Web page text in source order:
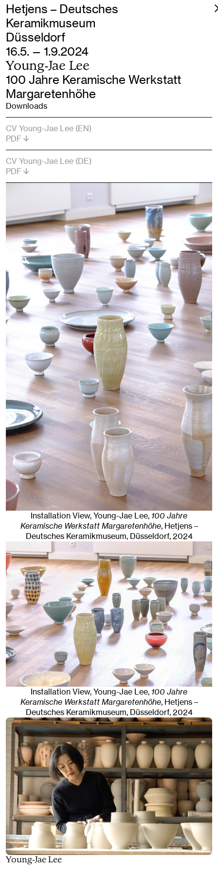
Hetjens – Deutsches
Keramikmuseum
Düsseldorf
16.5. — 1.9.2024
Young-Jae Lee
100 Jahre Keramische Werkstatt
Margaretenhöhe
Downloads
CV Young-Jae Lee (EN)
PDF
CV Young-Jae Lee (DE)
PDF
Installation View, Young-Jae Lee, 100 Jahre
Keramische Werkstatt Margaretenhöhe, Hetjens –
Deutsches Keramikmuseum, Düsseldorf, 2024
Installation View, Young-Jae Lee, 100 Jahre
Keramische Werkstatt Margaretenhöhe, Hetjens –
Deutsches Keramikmuseum, Düsseldorf, 2024
Young-Jae Lee